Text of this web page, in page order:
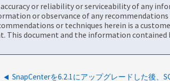
or reliability or serviceability of any
or observance of any
or techniques herein is a
document and the information contained